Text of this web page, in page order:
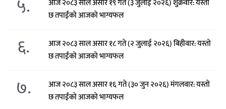
५.
आज २०८३ साल असार १९ गते (३ जुलाई २०२६) शुक्रवार: यस्तो
छ तपाईंको आजको भाग्यफल
६.
आज २०८३ साल असार १८ गते (२ जुलाई २०२६) बिहीवार: यस्तो
छ तपाईंको आजको भाग्यफल
७.
आज २०८३ साल असार १६ गते (३० जुन २०२६) मंगलवार: यस्तो
छ तपाईंको आजको भाग्यफल